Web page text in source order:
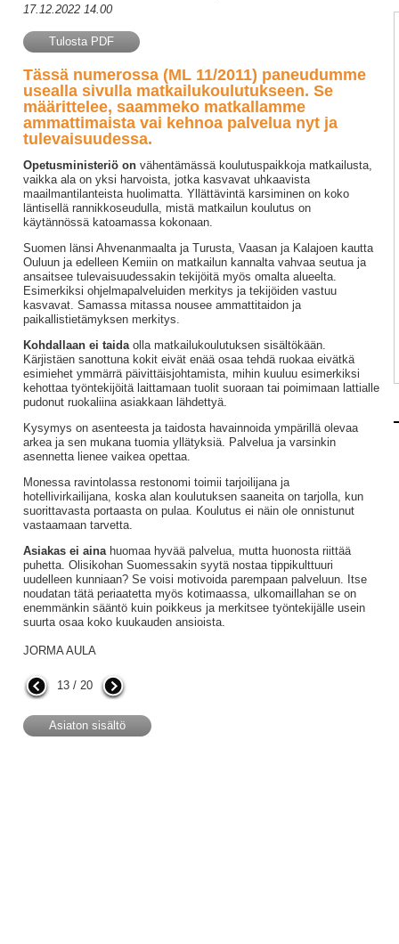
17.12.2022 14.00
Tulosta PDF
Tässä numerossa (ML 11/2011) paneudumme
usealla sivulla matkailukoulutukseen. Se
määrittelee, saammeko matkallamme
ammattimaista vai kehnoa palvelua nyt ja
tulevaisuudessa.
Opetusministeriö onvähentämässä koulutuspaikkoja matkailusta,
vaikka ala on yksi harvoista, jotka kasvavat uhkaavista
maailmantilanteista huolimatta. Yllättävintä karsiminen on koko
läntisellä rannikkoseudulla, mistä matkailun koulutus on
käytännössä katoamassa kokonaan.
Suomen länsi Ahvenanmaalta ja Turusta, Vaasan ja Kalajoen kautta
Ouluun ja edelleen Kemiin on matkailun kannalta vahvaa seutua ja
ansaitsee tulevaisuudessakin tekijöitä myös omalta alueelta.
Esimerkiksi ohjelmapalveluiden merkitys ja tekijöiden vastuu
kasvavat. Samassa mitassa nousee ammattitaidon ja
paikallistietämyksen merkitys.
Kohdallaan ei taidaolla matkailukoulutuksen sisältökään.
Kärjistäen sanottuna kokit eivät enää osaa tehdä ruokaa eivätkä
esimiehet ymmärrä päivittäisjohtamista, mihin kuuluu esimerkiksi
kehottaa työntekijöitä laittamaan tuolit suoraan tai poimimaan lattialle
pudonut ruokaliina asiakkaan lähdettyä.
Kysymys on asenteesta ja taidosta havainnoida ympärillä olevaa
arkea ja sen mukana tuomia yllätyksiä. Palvelua ja varsinkin
asennetta lienee vaikea opettaa.
Monessa ravintolassa restonomi toimii tarjoilijana ja
hotellivirkailijana, koska alan koulutuksen saaneita on tarjolla, kun
suorittavasta portaasta on pulaa. Koulutus ei näin ole onnistunut
vastaamaan tarvetta.
Asiakas ei ainahuomaa hyvää palvelua, mutta huonosta riittää
puhetta. Olisikohan Suomessakin syytä nostaa tippikulttuuri
uudelleen kunniaan? Se voisi motivoida parempaan palveluun. Itse
noudatan tätä periaatetta myös kotimaassa, ulkomaillahan se on
enemmänkin sääntö kuin poikkeus ja merkitsee työntekijälle usein
suurta osaa koko kuukauden ansioista.
JORMA AULA
13 / 20
Asiaton sisältö